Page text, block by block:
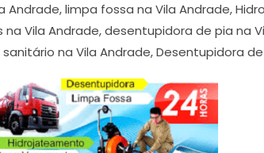
limpa fossa na Vila Andrade,
Vila Andrade, desentupidora de pia na
na Vila Andrade, Desentupidora